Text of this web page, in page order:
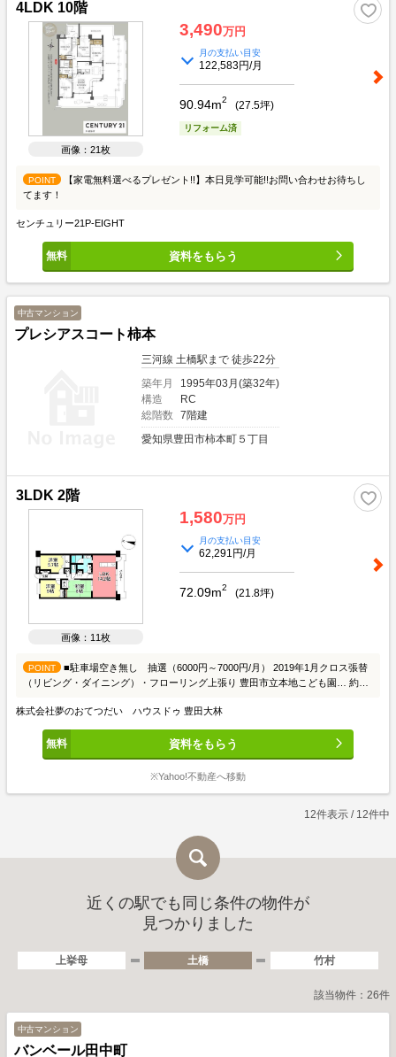
4LDK 10階
画像：21枚
3,490万円
月の支払い目安
122,583円/月
90.94m2 (27.5坪)
リフォーム済
POINT
【家電無料選べるプレゼント!!】本日見学可能!!お問い合わせお待ちし
てます！
センチュリー21P-EIGHT
資料をもらう
中古マンション
プレシアスコート柿本
三河線 土橋駅まで 徒歩22分
築年月
1995年03月(築32年)
構造
RC
総階数
7階建
愛知県豊田市柿本町５丁目
3LDK 2階
画像：11枚
1,580万円
月の支払い目安
62,291円/月
72.09m2 (21.8坪)
POINT
■駐車場空き無し 抽選（6000円～7000円/月） 2019年1月クロス張替
（リビング・ダイニング）・フローリング上張り 豊田市立本地こども園… 約
約890m（徒歩12分） ミニストップ豊田柿本町店… 約340m（徒歩5分） スギ薬
局深田店… 約600m（徒歩8分） 豊田美山郵便局… 約1210m（徒歩16分）
株式会社夢のおてつだい ハウスドゥ 豊田大林
資料をもらう
※Yahoo!不動産へ移動
12件表示 / 12件中
近くの駅でも同じ条件の物件が
見つかりました
上挙母 土橋 竹村
該当物件：26件
中古マンション
バンベール田中町